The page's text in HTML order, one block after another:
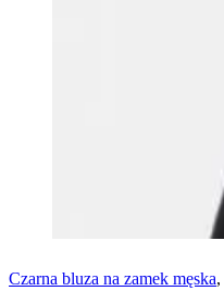
Czarna bluza na zamek męska,